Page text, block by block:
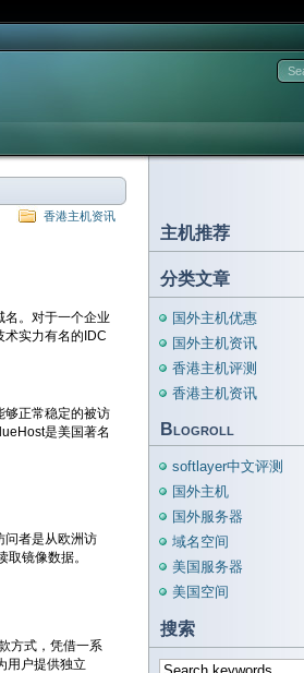
香港主机资讯
。对于一个企业
术实力有名的IDC
够正常稳定的被访
是美国著名
问者是从欧洲访
镜像数据。
方式，凭借一系
用户提供独立
主机推荐
分类文章
国外主机优惠
国外主机资讯
香港主机评测
香港主机资讯
Blogroll
softlayer中文评测
国外主机
国外服务器
域名空间
美国服务器
美国空间
搜索